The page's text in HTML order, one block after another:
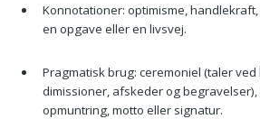
Konnotationer: optimisme,
en opgave eller en livsvej.
Pragmatisk brug: ceremoniel (taler
dimissioner, afskeder og
opmuntring, motto eller signatur.